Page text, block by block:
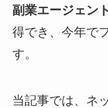
副業エージェント
得でき、今年で
す。
当記事では、ネ